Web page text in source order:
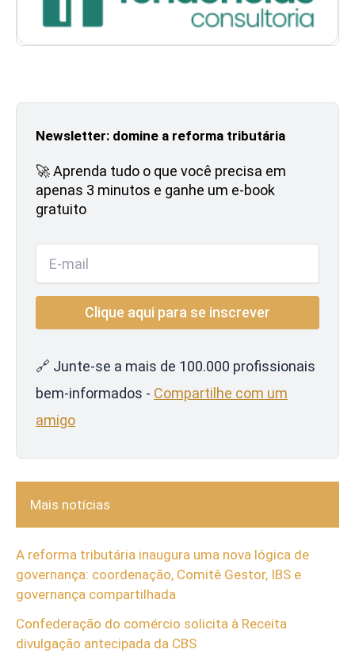
Newsletter: domine a reforma tributária
🚀 Aprenda tudo o que você precisa em
apenas 3 minutos e ganhe um e-book
gratuito
🔗 Junte-se a mais de 100.000 profissionais
bem-informados - Compartilhe com um
amigo
Mais notícias
A reforma tributária inaugura uma nova lógica de
governança: coordenação, Comitê Gestor, IBS e
governança compartilhada
Confederação do comércio solicita à Receita
divulgação antecipada da CBS